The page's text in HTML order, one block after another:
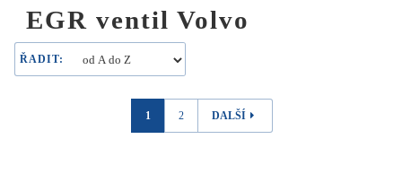
EGR ventil Volvo
ŘADIT:
1 2 DALŠÍ